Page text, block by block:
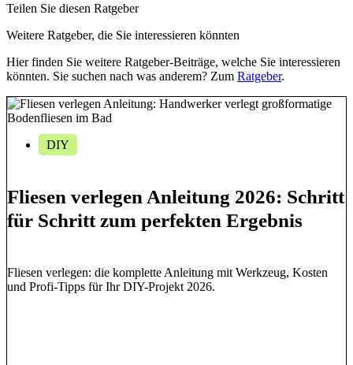
Teilen Sie diesen Ratgeber
Weitere Ratgeber, die Sie interessieren könnten
Hier finden Sie weitere Ratgeber-Beiträge, welche Sie interessieren
könnten. Sie suchen nach was anderem? Zum Ratgeber.
DIY
Fliesen verlegen Anleitung 2026: Schritt
für Schritt zum perfekten Ergebnis
Fliesen verlegen: die komplette Anleitung mit Werkzeug, Kosten
und Profi-Tipps für Ihr DIY-Projekt 2026.